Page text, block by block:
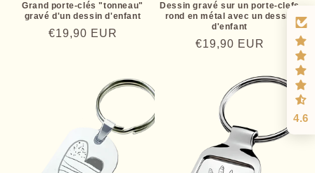
Grand porte-clés "tonneau"
gravé d'un dessin d'enfant
Prix
€19,90 EUR
Dessin gravé sur un porte-clefs
rond en métal avec un dessin
d'enfant
Prix
€19,90 EUR
4.6